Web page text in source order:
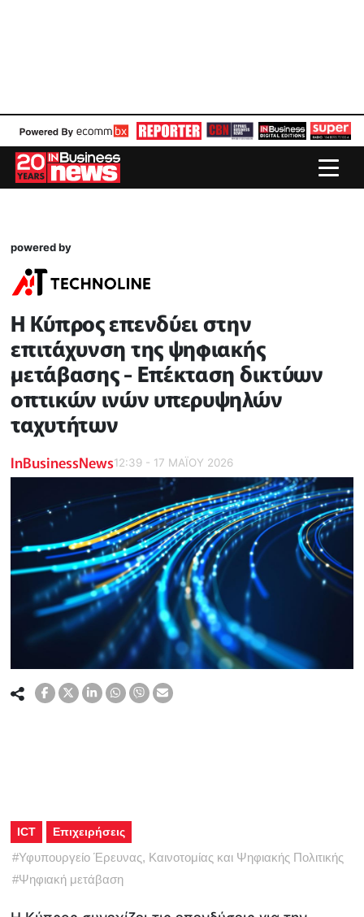
powered by
Η Κύπρος επενδύει στην
επιτάχυνση της ψηφιακής
μετάβασης - Επέκταση δικτύων
οπτικών ινών υπερυψηλών
ταχυτήτων
InBusinessNews12:39 - 17 ΜΑΪ́ΟΥ 2026
ICT Επιχειρήσεις
#Υφυπουργείο Έρευνας, Καινοτομίας και Ψηφιακής Πολιτικής
#Ψηφιακή μετάβαση